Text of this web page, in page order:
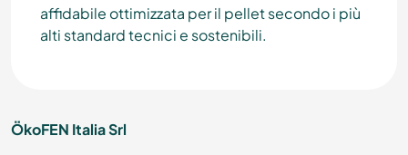
affidabile ottimizzata per il pellet secondo i più
alti standard tecnici e sostenibili.
ÖkoFEN Italia Srl